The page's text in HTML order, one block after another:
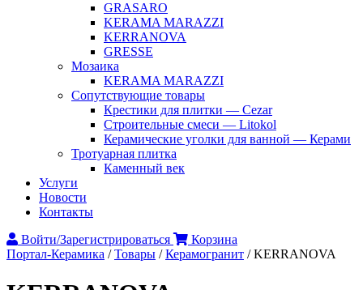
GRASARO
KERAMA MARAZZI
KERRANOVA
GRESSE
Мозаика
KERAMA MARAZZI
Сопутствующие товары
Крестики для плитки — Cezar
Строительные смеси — Litokol
Керамические уголки для ванной — Керами
Тротуарная плитка
Каменный век
Услуги
Новости
Контакты
Войти/Зарегистрироваться
Корзина
Портал-Керамика /Товары /Керамогранит /KERRANOVA